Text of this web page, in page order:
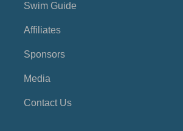
Swim Guide
Affiliates
Sponsors
Media
Contact Us